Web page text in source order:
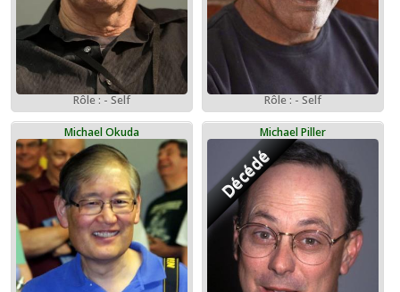
Rôle : - Self Rôle : - Self
Michael Okuda Michael Piller
Décédé